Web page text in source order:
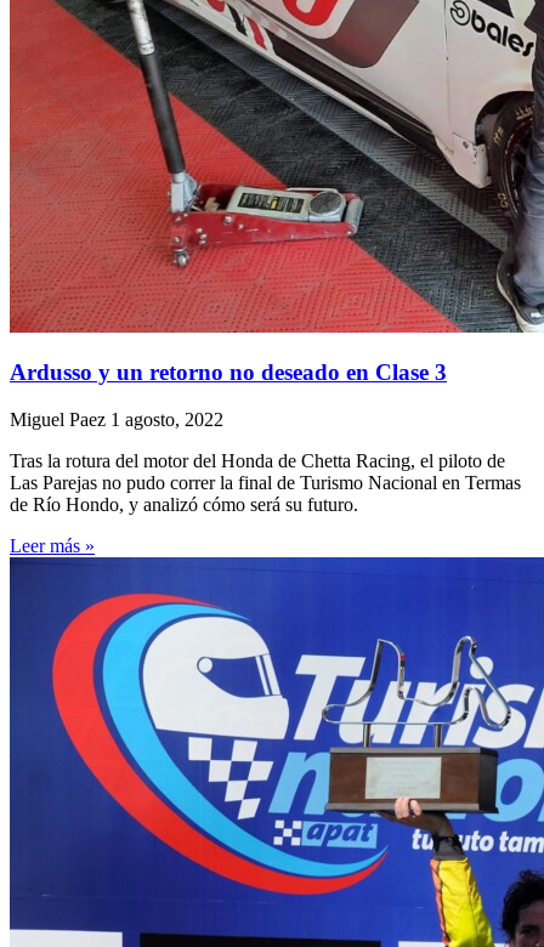
Ardusso y un retorno no deseado en Clase 3
Miguel Paez 1 agosto, 2022
Tras la rotura del motor del Honda de Chetta Racing, el piloto de
Las Parejas no pudo correr la final de Turismo Nacional en Termas
de Río Hondo, y analizó cómo será su futuro.
Leer más »